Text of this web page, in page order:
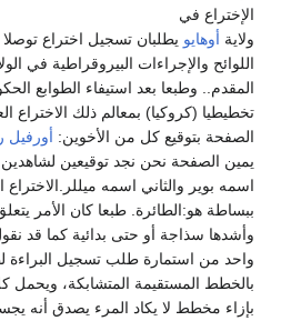
الإختراع في
ولاية أوهايو يطلبان تسجيل اختراع
اللوائح والإجراءات البيروقراطية في
المقدم.. وطبعا بعد استيفاء الطوابع
تخطيطيا (كروكيا) بمعالم ذلك
الصفحة بتوقيع كل من الأخوين: أورفيل
يمين الصفحة نحن نجد توقيعين
اسمه بوير والثاني اسمه
ببساطة هو:الطائرة. طبعا كان الأمر
وأشدها سذاجة أو حتى بدائية كما قد
واحد من استمارة طلب تسجيل البراءة
بالخطط المستقيمة المتشابكة، ويحمل
بإزاء مخطط لا يكاد المرء يصدق أنه